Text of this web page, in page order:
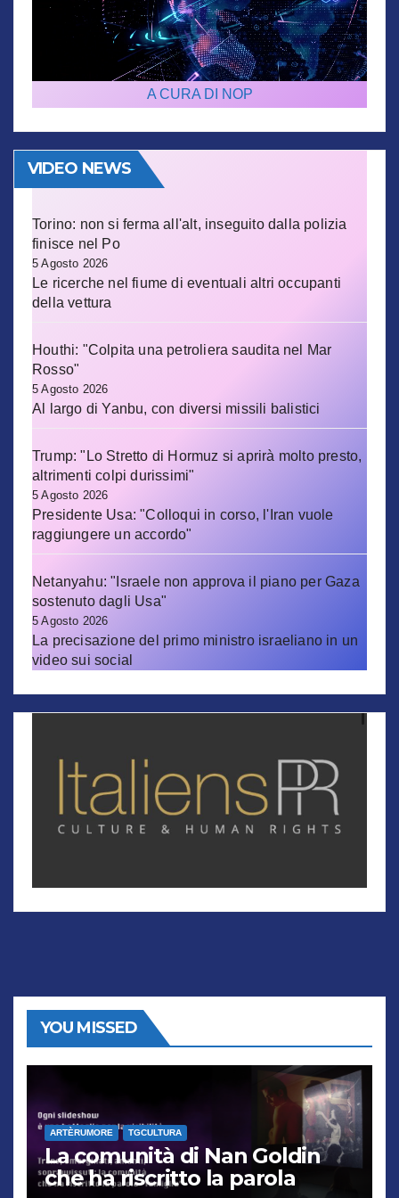
A CURA DI NOP
VIDEO NEWS
Torino: non si ferma all'alt, inseguito dalla polizia
finisce nel Po
5 Agosto 2026
Le ricerche nel fiume di eventuali altri occupanti
della vettura
Houthi: "Colpita una petroliera saudita nel Mar
Rosso"
5 Agosto 2026
Al largo di Yanbu, con diversi missili balistici
Trump: "Lo Stretto di Hormuz si aprirà molto presto,
altrimenti colpi durissimi"
5 Agosto 2026
Presidente Usa: "Colloqui in corso, l'Iran vuole
raggiungere un accordo"
Netanyahu: "Israele non approva il piano per Gaza
sostenuto dagli Usa"
5 Agosto 2026
La precisazione del primo ministro israeliano in un
video sui social
YOU MISSED
ARTÈRUMORE TGCULTURA
La comunità di Nan Goldin
che ha riscritto la parola